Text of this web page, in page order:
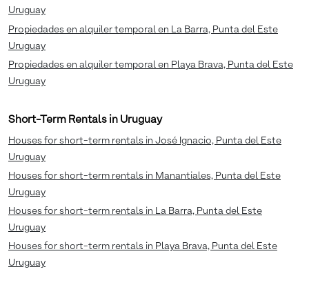
Uruguay
Propiedades en alquiler temporal en La Barra, Punta del Este
Uruguay
Propiedades en alquiler temporal en Playa Brava, Punta del Este
Uruguay
Short-Term Rentals in Uruguay
Houses for short-term rentals in José Ignacio, Punta del Este
Uruguay
Houses for short-term rentals in Manantiales, Punta del Este
Uruguay
Houses for short-term rentals in La Barra, Punta del Este
Uruguay
Houses for short-term rentals in Playa Brava, Punta del Este
Uruguay